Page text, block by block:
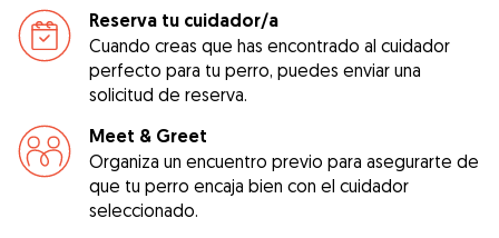
Reserva tu cuidador/a
Cuando creas que has encontrado al cuidador
perfecto para tu perro, puedes enviar una
solicitud de reserva.
Meet & Greet
Organiza un encuentro previo para asegurarte de
que tu perro encaja bien con el cuidador
seleccionado.